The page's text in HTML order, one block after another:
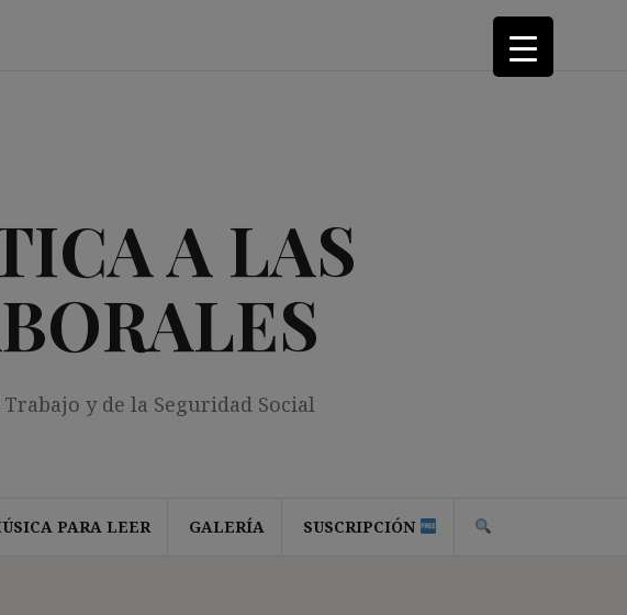
A LAS
y de la Seguridad Social
PARA LEER GALERÍA SUSCRIPCIÓN